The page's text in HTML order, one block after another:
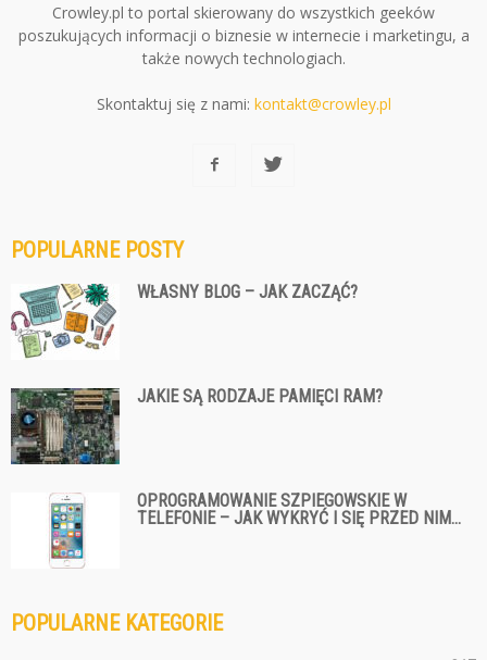
Crowley.pl to portal skierowany do wszystkich geeków
poszukujących informacji o biznesie w internecie i marketingu, a
także nowych technologiach.
Skontaktuj się z nami: kontakt@crowley.pl
POPULARNE POSTY
WŁASNY BLOG – JAK ZACZĄĆ?
JAKIE SĄ RODZAJE PAMIĘCI RAM?
OPROGRAMOWANIE SZPIEGOWSKIE W
TELEFONIE – JAK WYKRYĆ I SIĘ PRZED NIM...
POPULARNE KATEGORIE